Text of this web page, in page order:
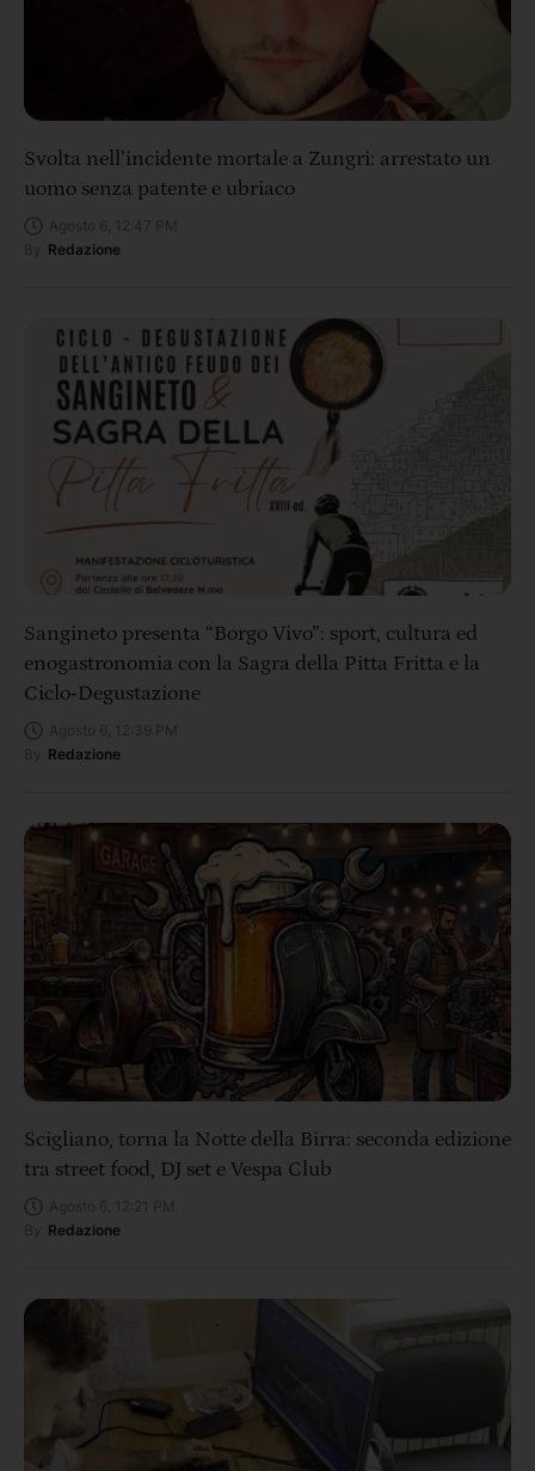
Svolta nell’incidente mortale a Zungri: arrestato un
uomo senza patente e ubriaco
Redazione
Sangineto presenta “Borgo Vivo”: sport, cultura ed
enogastronomia con la Sagra della Pitta Fritta e la
Ciclo‑Degustazione
Redazione
Scigliano, torna la Notte della Birra: seconda edizione
tra street food, DJ set e Vespa Club
Redazione